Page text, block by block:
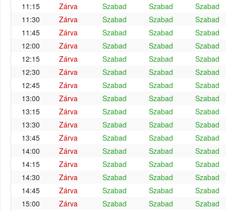
11:15
Zárva Szabad Szabad
Szabad
11:30
Zárva Szabad Szabad
Szabad
11:45
Zárva Szabad Szabad
Szabad
12:00
Zárva Szabad Szabad
Szabad
12:15
Zárva Szabad Szabad
Szabad
12:30
Zárva Szabad Szabad
Szabad
12:45
Zárva Szabad Szabad
Szabad
13:00
Zárva Szabad Szabad
Szabad
13:15
Zárva Szabad Szabad
Szabad
13:30
Zárva Szabad Szabad
Szabad
13:45
Zárva Szabad Szabad
Szabad
14:00
Zárva Szabad Szabad
Szabad
14:15
Zárva Szabad Szabad
Szabad
14:30
Zárva Szabad Szabad
Szabad
14:45
Zárva Szabad Szabad
Szabad
15:00
Zárva Szabad Szabad
Szabad